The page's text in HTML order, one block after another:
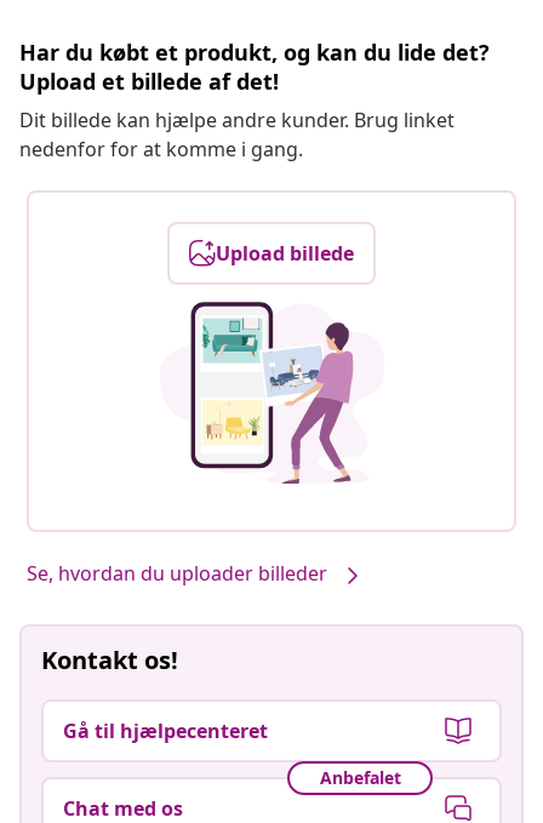
Har du købt et produkt, og kan du lide det?
Upload et billede af det!
Dit billede kan hjælpe andre kunder. Brug linket
nedenfor for at komme i gang.
Upload billede
Se, hvordan du uploader billeder
Kontakt os!
Gå til hjælpecenteret
Anbefalet
Chat med os